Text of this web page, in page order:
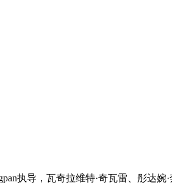
执导，瓦奇拉维特·奇瓦雷、彤达